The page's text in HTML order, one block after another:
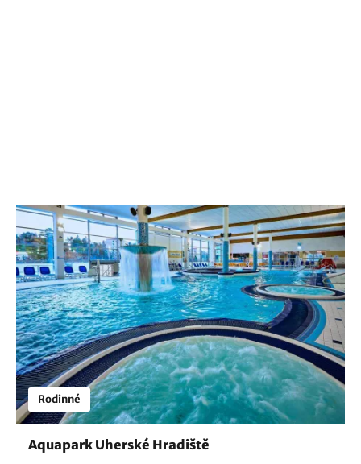
Rodinné
Aquapark Uherské Hradiště